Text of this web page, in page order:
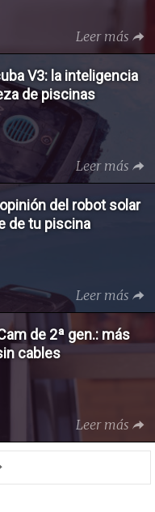
Leer más
V3: la inteligencia
de piscinas
Leer más
del robot solar
de tu piscina
Leer más
de 2ª gen.: más
cables
Leer más